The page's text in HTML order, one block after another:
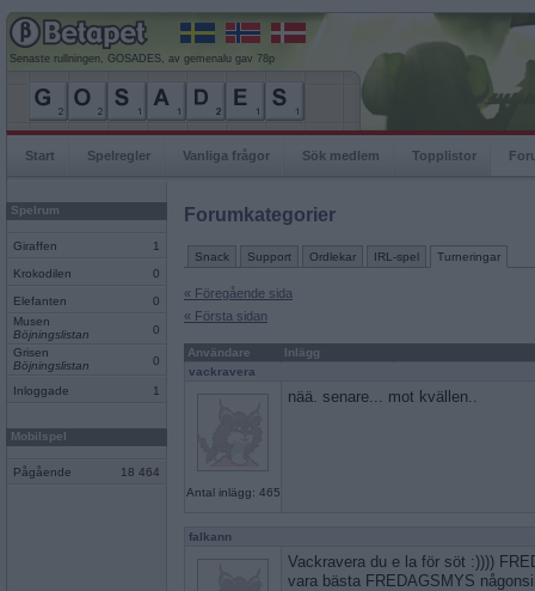
Senaste rullningen, GOSADES, av gemenalu gav 78p
Start Spelregler Vanliga frågor Sök medlem Topplistor
Spelrum
Giraffen 1
Krokodilen 0
Elefanten
0
Musen
Böjningslistan
0
Grisen
Böjningslistan
0
Inloggade 1
Mobilspel
Pågående 18 464
Forumkategorier
Snack Support Ordlekar IRL-spel Turneringar
« Föregående sida
« Första sidan
Användare
Inlägg
vackravera
Antal inlägg: 465
nää. senare... mot kvällen..
falkann
Vackravera du e la för söt :))))
vara bästa FREDAGSMYS